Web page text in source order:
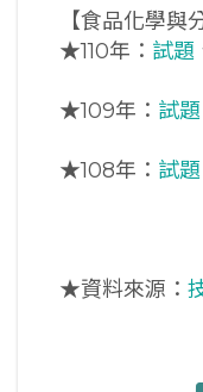
【食品化學與
★110年： 試題
★109年： 試題
★108年： 試題
★資料來源：